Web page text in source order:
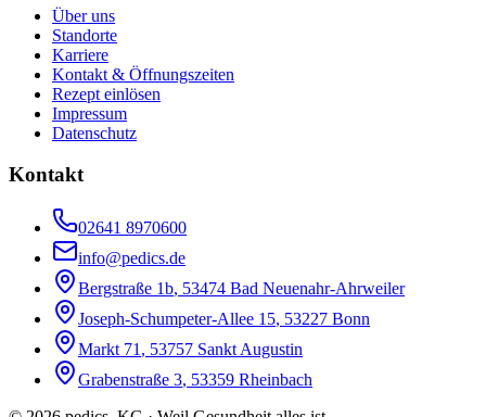
Über uns
Standorte
Karriere
Kontakt & Öffnungszeiten
Rezept einlösen
Impressum
Datenschutz
Kontakt
02641 8970600
info@pedics.de
Bergstraße 1b, 53474 Bad Neuenahr-Ahrweiler
Joseph-Schumpeter-Allee 15, 53227 Bonn
Markt 71 , 53757 Sankt Augustin
Grabenstraße 3, 53359 Rheinbach